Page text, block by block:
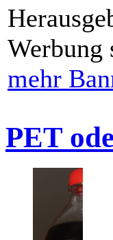
Werbung
mehr
PET